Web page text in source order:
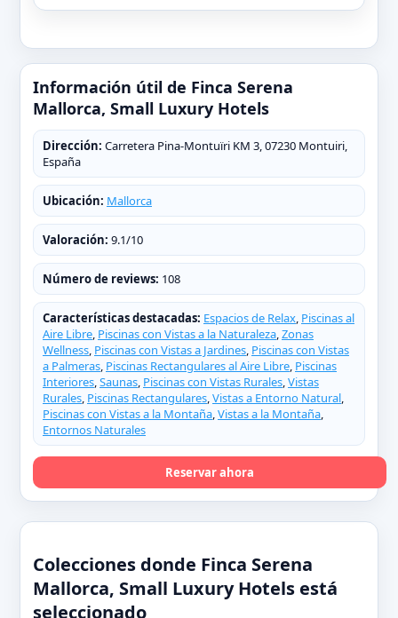
Información útil de Finca Serena
Mallorca, Small Luxury Hotels
Dirección: Carretera Pina-Montuïri KM 3, 07230 Montuiri,
España
Ubicación: Mallorca
Valoración: 9.1/10
Número de reviews: 108
Características destacadas: Espacios de Relax, Piscinas al
Aire Libre, Piscinas con Vistas a la Naturaleza,Zonas
Wellness, Piscinas con Vistas a Jardines, Piscinas con Vistas
a Palmeras, Piscinas Rectangulares al Aire Libre, Piscinas
Interiores,Saunas, Piscinas con Vistas Rurales,Vistas
Rurales, Piscinas Rectangulares,Vistas a Entorno Natural,
Piscinas con Vistas a la Montaña,Vistas a la Montaña,
Entornos Naturales
Reservar ahora
Colecciones donde Finca Serena
Mallorca, Small Luxury Hotels está
seleccionado